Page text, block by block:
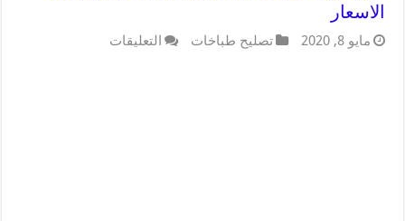
الاسعار
مايو 8, 2020 تصليح طباخات التعليقات